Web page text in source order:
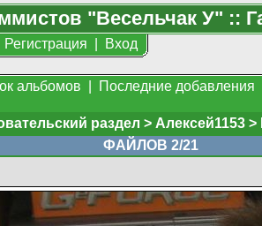
"Весельчак У" ::
Регистрация Вход
альбомов Последние добавления
раздел > Алексей1153 >
ФАЙЛОВ 2/21